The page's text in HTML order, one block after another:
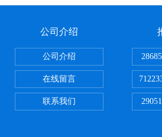
公司介绍
公司介绍
在线留言
联系我们